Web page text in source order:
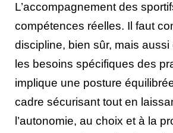
L’accompagnement des
compétences réelles. Il faut
discipline, bien sûr, mais aussi
les besoins spécifiques des
implique une posture
cadre sécurisant tout en
l’autonomie, au choix et à la